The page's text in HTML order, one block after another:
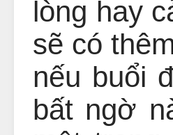
lòng hay
sẽ có
nếu buổi
bất ngờ